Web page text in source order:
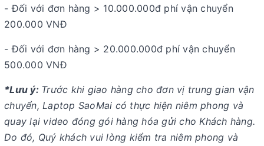
- Đối với đơn hàng > 10.000.000đ phí vận chuyển
200.000 VNĐ
- Đối với đơn hàng > 20.000.000đ phí vận chuyển
500.000 VNĐ
*Lưu ý: Trước khi giao hàng cho đơn vị trung gian vận
chuyển, Laptop SaoMai có thực hiện niêm phong và
quay lại video đóng gói hàng hóa gửi cho Khách hàng.
Do đó, Quý khách vui lòng kiểm tra niêm phong và